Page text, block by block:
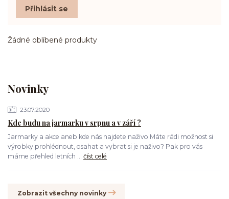
Novinky
23.07.2020
Kde budu na jarmarku v srpnu a v září ?
Jarmarky a akce aneb kde nás najdete naživo Máte rádi možnost si
výrobky prohlédnout, osahat a vybrat si je naživo? Pak pro vás
máme přehled letních ... číst celé
Zobrazit všechny novinky
Přihlásit se
Žádné oblíbené produkty